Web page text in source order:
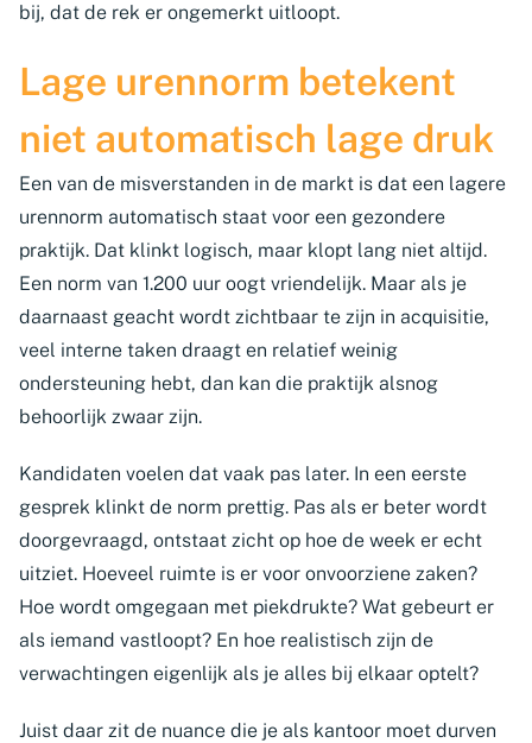
bij, dat de rek er ongemerkt uitloopt.
Lage urennorm betekent
niet automatisch lage druk
Een van de misverstanden in de markt is dat een lagere
urennorm automatisch staat voor een gezondere
praktijk. Dat klinkt logisch, maar klopt lang niet altijd.
Een norm van 1.200 uur oogt vriendelijk. Maar als je
daarnaast geacht wordt zichtbaar te zijn in acquisitie,
veel interne taken draagt en relatief weinig
ondersteuning hebt, dan kan die praktijk alsnog
behoorlijk zwaar zijn.
Kandidaten voelen dat vaak pas later. In een eerste
gesprek klinkt de norm prettig. Pas als er beter wordt
doorgevraagd, ontstaat zicht op hoe de week er echt
uitziet. Hoeveel ruimte is er voor onvoorziene zaken?
Hoe wordt omgegaan met piekdrukte? Wat gebeurt er
als iemand vastloopt? En hoe realistisch zijn de
verwachtingen eigenlijk als je alles bij elkaar optelt?
Juist daar zit de nuance die je als kantoor moet durven